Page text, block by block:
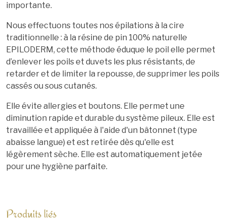
importante.
Nous effectuons toutes nos épilations à la cire
traditionnelle : à la résine de pin 100% naturelle
EPILODERM, cette méthode éduque le poil elle permet
d’enlever les poils et duvets les plus résistants, de
retarder et de limiter la repousse, de supprimer les poils
cassés ou sous cutanés.
Elle évite allergies et boutons. Elle permet une
diminution rapide et durable du système pileux. Elle est
travaillée et appliquée à l'aide d'un bâtonnet (type
abaisse langue) et est retirée dès qu'elle est
légèrement sèche. Elle est automatiquement jetée
pour une hygiène parfaite.
Produits liés